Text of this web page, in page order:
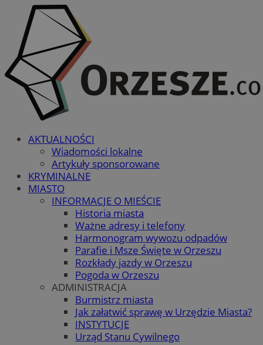
AKTUALNOŚCI
Wiadomości lokalne
Artykuły sponsorowane
KRYMINALNE
MIASTO
INFORMACJE O MIEŚCIE
Historia miasta
Ważne adresy i telefony
Harmonogram wywozu odpadów
Parafie i Msze Święte w Orzeszu
Rozkłady jazdy w Orzeszu
Pogoda w Orzeszu
ADMINISTRACJA
Burmistrz miasta
Jak załatwić sprawę w Urzędzie Miasta?
INSTYTUCJE
Urząd Stanu Cywilnego